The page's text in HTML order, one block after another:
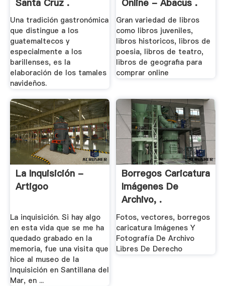
Santa Cruz .
Una tradición gastronómica
que distingue a los
guatemaltecos y
especialmente a los
barillenses, es la
elaboración de los tamales
navideños.
Online - Abacus .
Gran variedad de libros
como libros juveniles,
libros historicos, libros de
poesia, libros de teatro,
libros de geografia para
comprar online
La Inquisición -
Artigoo
La inquisición. Si hay algo
en esta vida que se me ha
quedado grabado en la
memoria, fue una visita que
hice al museo de la
Inquisición en Santillana del
Mar, en ...
Borregos Caricatura
Imágenes De
Archivo, .
Fotos, vectores, borregos
caricatura Imágenes Y
Fotografía De Archivo
Libres De Derecho